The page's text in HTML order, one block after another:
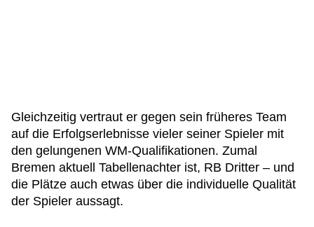
Gleichzeitig vertraut er gegen sein früheres Team
auf die Erfolgserlebnisse vieler seiner Spieler mit
den gelungenen WM-Qualifikationen. Zumal
Bremen aktuell Tabellenachter ist, RB Dritter – und
die Plätze auch etwas über die individuelle Qualität
der Spieler aussagt.